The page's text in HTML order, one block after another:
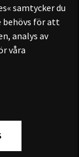
8741.
samtycker du
behövs för att
analys av
våra